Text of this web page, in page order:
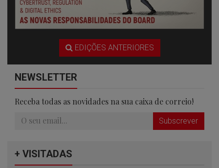
EDIÇÕES ANTERIORES
NEWSLETTER
Receba todas as novidades na sua caixa de correio!
Subscrever
+ VISITADAS